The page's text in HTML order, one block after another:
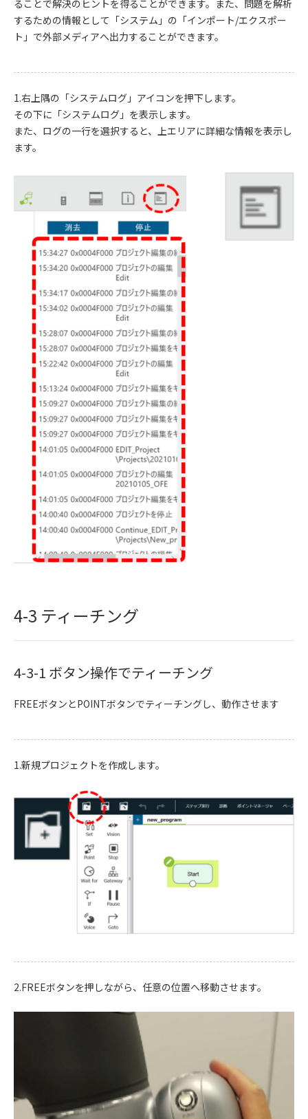
ることで解決のヒントを得ることができます。また、問題を解析
するための情報として「システム」の「インポート/エクスポー
ト」で外部メディアへ出力することができます。
1.右上隅の「システムログ」アイコンを押下します。
その下に「システムログ」を表示します。
また、ログの一行を選択すると、上エリアに詳細な情報を表示し
ます。
4-3 ティーチング
4-3-1 ボタン操作でティーチング
FREEボタンとPOINTボタンでティーチングし、動作させます
1.新規プロジェクトを作成します。
2.FREEボタンを押しながら、任意の位置へ移動させます。